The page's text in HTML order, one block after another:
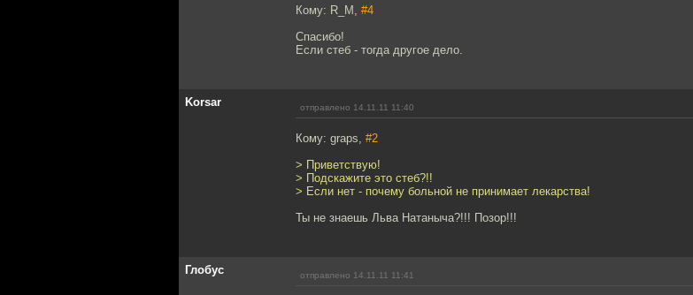
Кому: R_M, #4
Спасибо!
Если стеб - тогда другое дело.
Korsar отправлено 14.11.11 11:40
Кому: graps, #2
> Приветствую!
> Подскажите это стеб?!!
> Если нет - почему больной не принимает лекарства!
Ты не знаешь Льва Натаныча?!!! Позор!!!
Глобус отправлено 14.11.11 11:41